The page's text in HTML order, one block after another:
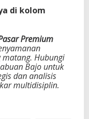
di kolom
Premium
matang. Hubungi
Bajo untuk
dan analisis
multidisiplin.